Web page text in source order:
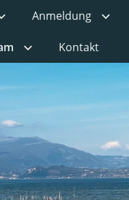
Anmeldung
Kontakt